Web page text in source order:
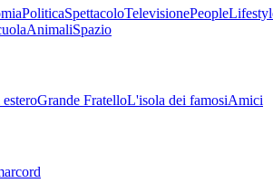
PoliticaSpettacoloTelevisionePeople
AnimaliSpazio
Grande FratelloL'isola dei famosiAmici